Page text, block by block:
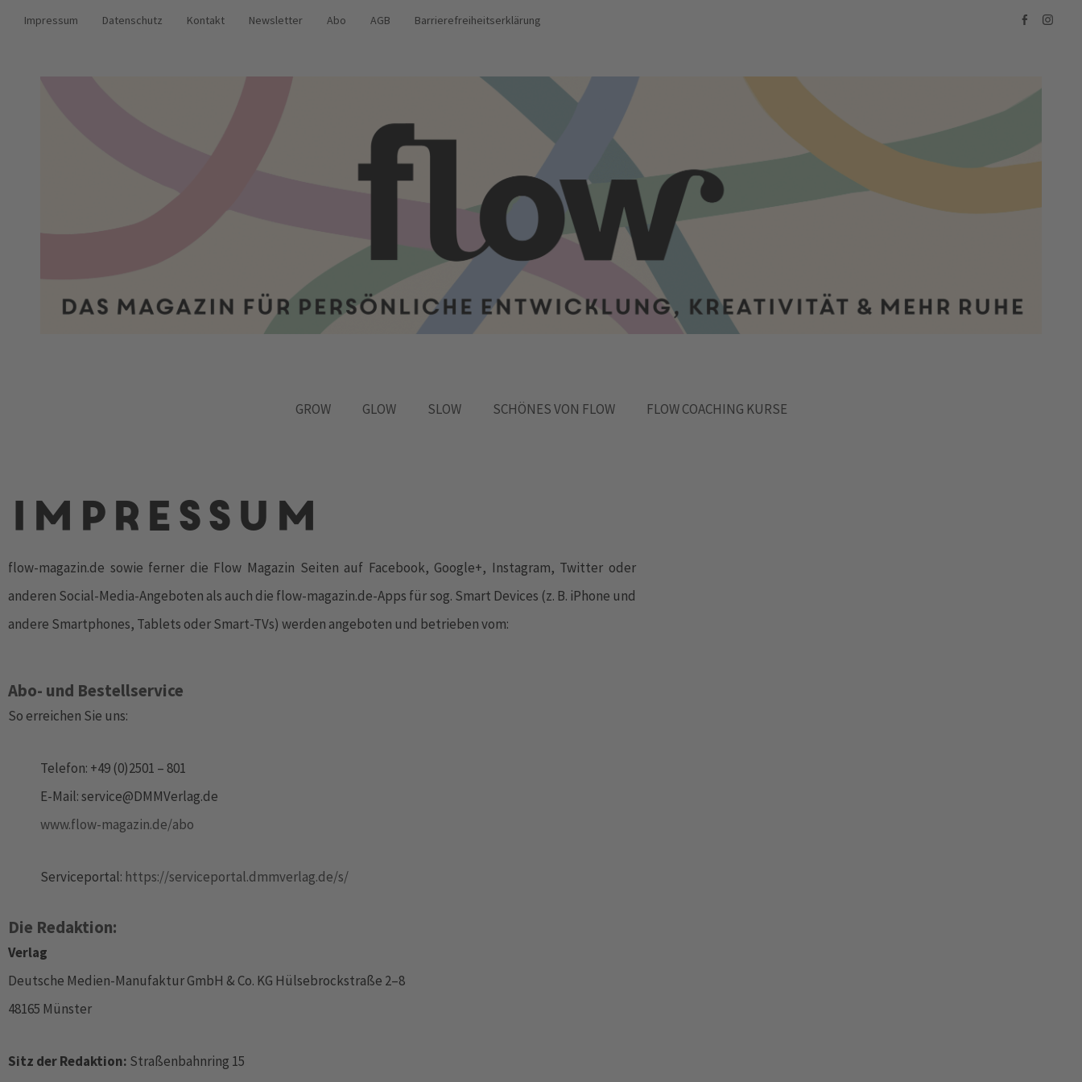
Impressum Datenschutz Kontakt Newsletter Abo AGB
Barrierefreiheitserklärung
GROW GLOW SLOW SCHÖNES VON FLOW FLOW COACHING KURSE
Impressum
flow-magazin.de sowie ferner die Flow Magazin Seiten auf Facebook, Google+, Instagram, Twitter oder
anderen Social-Media-Angeboten als auch die flow-magazin.de-Apps für sog. Smart Devices (z. B. iPhone und
andere Smartphones, Tablets oder Smart-TVs) werden angeboten und betrieben vom:
Abo- und Bestellservice
So erreichen Sie uns:
Telefon: +49 (0)2501 – 801
E-Mail: service@DMMVerlag.de
www.flow-magazin.de/abo
Serviceportal: https://serviceportal.dmmverlag.de/s/
Die Redaktion:
Verlag
Deutsche Medien-Manufaktur GmbH & Co. KG Hülsebrockstraße 2–8
48165 Münster
Sitz der Redaktion: Straßenbahnring 15